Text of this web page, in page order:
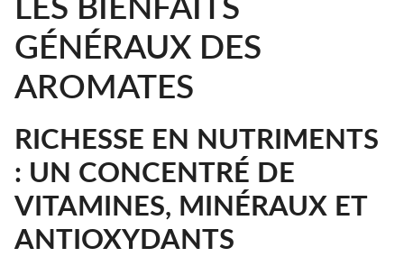
GÉNÉRAUX DES
AROMATES
RICHESSE EN NUTRIMENTS
: UN CONCENTRÉ DE
VITAMINES, MINÉRAUX ET
ANTIOXYDANTS